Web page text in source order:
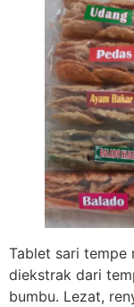
Tablet sari tempe
diekstrak dari
bumbu. Lezat,